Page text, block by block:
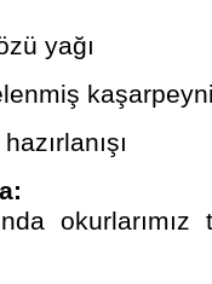
yağı